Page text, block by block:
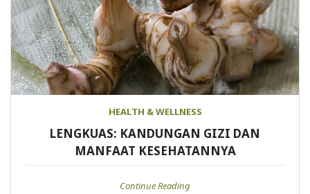
HEALTH & WELLNESS
LENGKUAS: KANDUNGAN GIZI DAN
MANFAAT KESEHATANNYA
Continue Reading